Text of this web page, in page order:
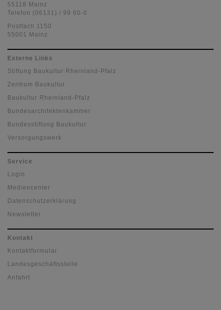
55118 Mainz
Telefon (06131) / 99 60-0
Postfach 1150
55001 Mainz
Externe Links
Stiftung Baukultur Rheinland-Pfalz
Zentrum Baukultur
Baukultur Rheinland-Pfalz
Bundesarchitektenkammer
Bundesstiftung Baukultur
Versorgungswerk
Service
Login
Mediencenter
Datenschutzerklärung
Newsletter
Kontakt
Kontaktformular
Landesgeschäftsstelle
Anfahrt